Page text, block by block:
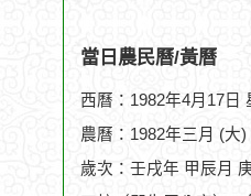
當日農民曆/黃曆
西曆：1982年4月17日
農曆：1982年三月 (大)
歲次：壬戌年 甲辰月